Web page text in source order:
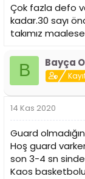
Çok fazla defo
kadar.30 sayı
takımız
B Bayça
14 Kas 2020
Guard
Hoş guard
son 3-4 sn
Kaos